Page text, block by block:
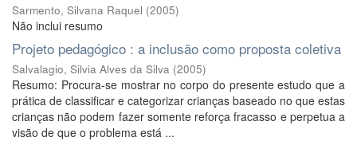
Sarmento, Silvana Raquel (2005)
Não inclui resumo
Projeto pedagógico : a inclusão como proposta coletiva
Salvalagio, Silvia Alves da Silva (2005)
Resumo: Procura-se mostrar no corpo do presente estudo que a
prática de classificar e categorizar crianças baseado no que estas
crianças não podem fazer somente reforça fracasso e perpetua a
visão de que o problema está ...